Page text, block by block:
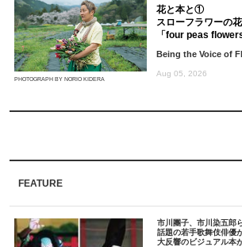
PHOTOGRAPH BY NORIO KIDERA
花と本と①
スローフラワーの
「four peas flowers
Being the Voice of
Aug 05, 2026
FEATURE
市川團子、市川染五郎
話題の若手歌舞伎俳優
大反響のビジュアル本